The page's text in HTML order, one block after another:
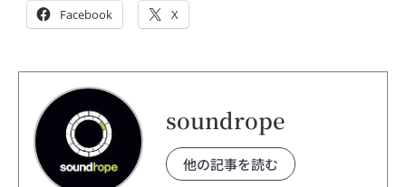
Facebook X
soundrope
他の記事を読む